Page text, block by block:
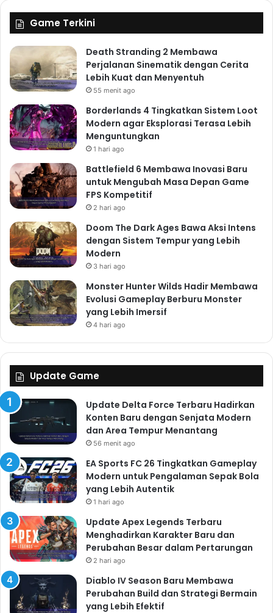
Game Terkini
Death Stranding 2 Membawa
Perjalanan Sinematik dengan Cerita
Lebih Kuat dan Menyentuh
55 menit ago
Borderlands 4 Tingkatkan Sistem Loot
Modern agar Eksplorasi Terasa Lebih
Menguntungkan
1 hari ago
Battlefield 6 Membawa Inovasi Baru
untuk Mengubah Masa Depan Game
FPS Kompetitif
2 hari ago
Doom The Dark Ages Bawa Aksi Intens
dengan Sistem Tempur yang Lebih
Modern
3 hari ago
Monster Hunter Wilds Hadir Membawa
Evolusi Gameplay Berburu Monster
yang Lebih Imersif
4 hari ago
Update Game
Update Delta Force Terbaru Hadirkan
Konten Baru dengan Senjata Modern
dan Area Tempur Menantang
56 menit ago
EA Sports FC 26 Tingkatkan Gameplay
Modern untuk Pengalaman Sepak Bola
yang Lebih Autentik
1 hari ago
Update Apex Legends Terbaru
Menghadirkan Karakter Baru dan
Perubahan Besar dalam Pertarungan
2 hari ago
Diablo IV Season Baru Membawa
Perubahan Build dan Strategi Bermain
yang Lebih Efektif